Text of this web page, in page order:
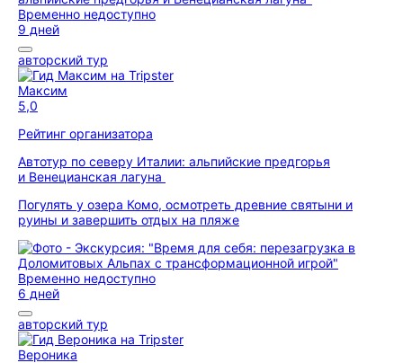
Временно недоступно
9 дней
авторский тур
Максим
5,0
Рейтинг организатора
Автотур по северу Италии: альпийские предгорья
и Венецианская лагуна
Погулять у озера Комо, осмотреть древние святыни и
руины и завершить отдых на пляже
Временно недоступно
6 дней
авторский тур
Вероника